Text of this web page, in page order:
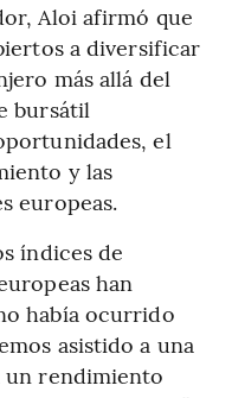
Aloi afirmó que
a diversificar
más allá del
bursátil
el
y las
europeas.
índices de
han
había ocurrido
asistido a una
un rendimiento